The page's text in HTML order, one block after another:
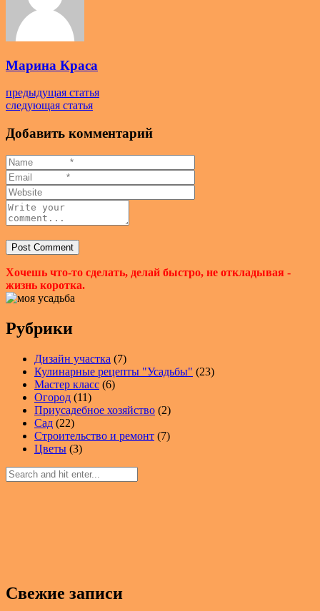
Марина Краса
предыдущая статья
следующая статья
Добавить комментарий
Хочешь что-то сделать, делай быстро, не откладывая -
жизнь коротка.
Рубрики
Дизайн участка (7)
Кулинарные рецепты "Усадьбы" (23)
Мастер класс (6)
Огород (11)
Приусадебное хозяйство (2)
Сад (22)
Строительство и ремонт (7)
Цветы (3)
Свежие записи